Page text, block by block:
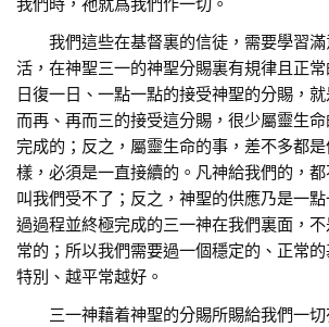
我們時，祂就爲我們作一切。
我們這些在基督裏的信徒，需要學習滿
活，在神聖三一的神聖分賜裏有規律且正
日復一日、一點一點的接受神聖的分賜，
而再、再而三的接受這分賜，很少屬靈生
完成的；反之，屬靈生命的事，差不多都
樣，必須是一直接續的。凡神給我們的，都
叫我們受不了；反之，神聖的供應乃是一
過過程並終極完成的三一神在我們裏面，
常的；所以我們需要過一個穩定的、正常
特別、越平常越好。
三一神藉着神聖的分賜所賜給我們一切